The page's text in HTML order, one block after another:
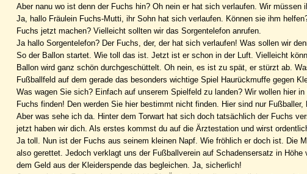
Aber nanu wo ist denn der Fuchs hin? Oh nein er hat sich verlaufen. Wir
Ja, hallo Fräulein Fuchs-Mutti, ihr Sohn hat sich verlaufen. Können sie ihm
Fuchs jetzt machen? Vielleicht sollten wir das Sorgentelefon anrufen.
Ja hallo Sorgentelefon? Der Fuchs, der, der hat sich verlaufen! Was sollen wir
So der Ballon startet. Wie toll das ist. Jetzt ist er schon in der Luft. Vielleicht
Ballon wird ganz schön durchgeschüttelt. Oh nein, es ist zu spät, er stürzt ab.
Fußballfeld auf dem gerade das besonders wichtige Spiel Haurückmuffe gegen
Was wagen Sie sich? Einfach auf unserem Spielfeld zu landen? Wir wollen hier
Fuchs finden! Den werden Sie hier bestimmt nicht finden. Hier sind nur Fußballer,
Aber was sehe ich da. Hinter dem Torwart hat sich doch tatsächlich der Fuchs
jetzt haben wir dich. Als erstes kommst du auf die Ärztestation und wirst
Ja toll. Nun ist der Fuchs aus seinem kleinen Napf. Wie fröhlich er doch ist. Die
also gerettet. Jedoch verklagt uns der Fußballverein auf Schadensersatz in
dem Geld aus der Kleiderspende das begleichen. Ja, sicherlich!